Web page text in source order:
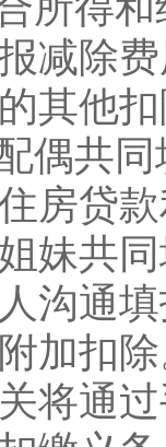
减除
其他
共同
房贷
妹共
沟通
加扣
将通